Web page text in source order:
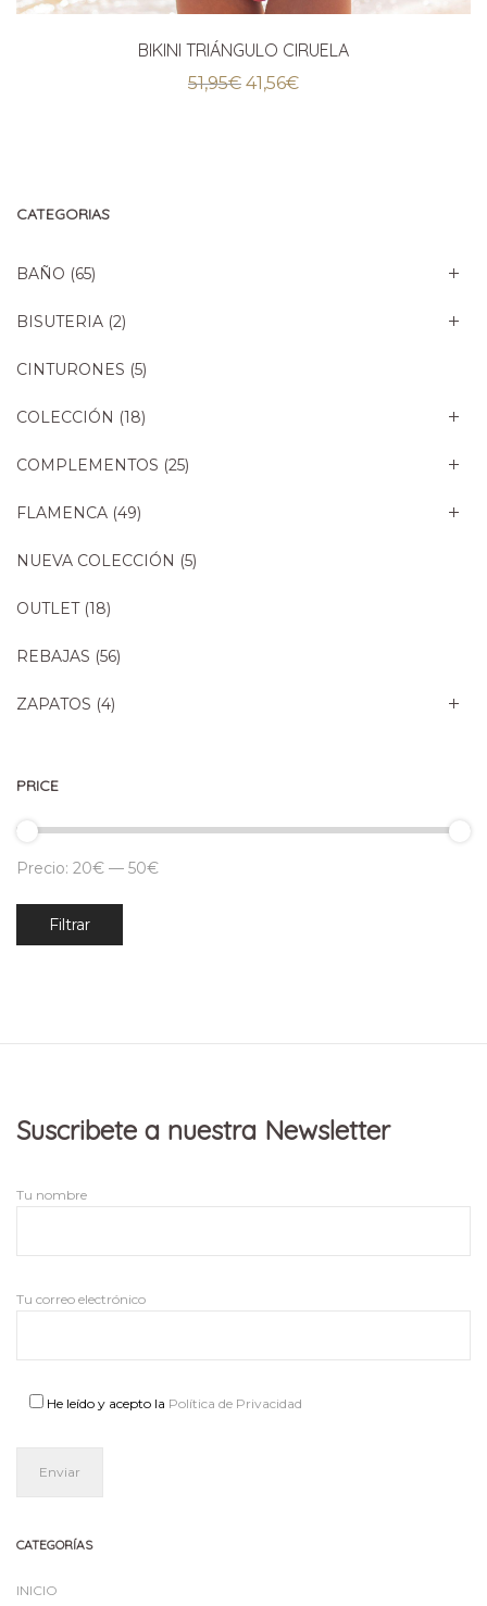
BIKINI TRIÁNGULO CIRUELA
51,95€ El
41,56€El
CATEGORIAS
BAÑO (65)
BISUTERIA (2)
CINTURONES (5)
COLECCIÓN (18)
COMPLEMENTOS (25)
FLAMENCA (49)
NUEVA COLECCIÓN (5)
OUTLET (18)
REBAJAS (56)
ZAPATOS (4)
PRICE
Precio
mínimo
Precio
máximo
Filtrar
Precio: 20€ — 50€
Suscribete a nuestra Newsletter
Tu nombre
Tu correo electrónico
He leído y acepto la Política de Privacidad
CATEGORÍAS
INICIO